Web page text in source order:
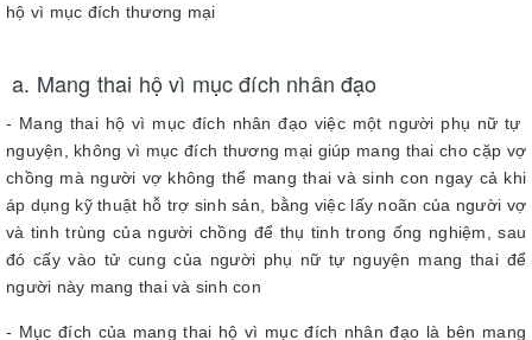
hộ vì mục đích thương mại
a. Mang thai hộ vì mục đích nhân đạo
- Mang thai hộ vì mục đích nhân đạo việc một người phụ nữ tự
nguyện, không vì mục đích thương mại giúp mang thai cho cặp vợ
chồng mà người vợ không thể mang thai và sinh con ngay cả khi
áp dụng kỹ thuật hỗ trợ sinh sản, bằng việc lấy noãn của người vợ
và tinh trùng của người chồng để thụ tinh trong ống nghiệm, sau
đó cấy vào tử cung của người phụ nữ tự nguyện mang thai để
người này mang thai và sinh con
- Mục đích của mang thai hộ vì mục đích nhân đạo là bên mang